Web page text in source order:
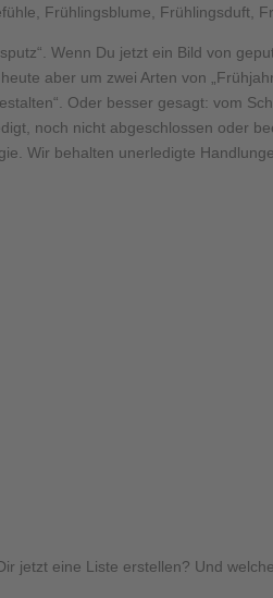
Frühlingsblume, Frühlingsduft,
Wenn Du jetzt ein Bild von
aber um zwei Arten von
Oder besser gesagt: vom
noch nicht abgeschlossen oder
Wir behalten unerledigte
jetzt eine Liste erstellen? Und